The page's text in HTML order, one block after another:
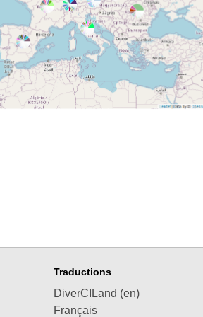
Traductions
DiverCILand (en)
Français